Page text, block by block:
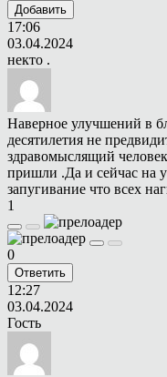
Добавить
17:06
03.04.2024
некто .
Наверное улучшений в
десятилетия не
здравомыслящий
пришли .Да и сейчас на
запугивание что всех
1
0
Ответить
12:27
03.04.2024
Гость